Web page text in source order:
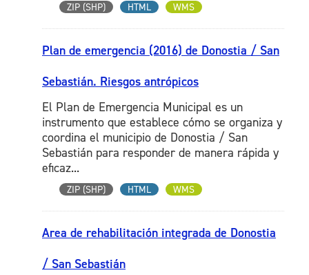
ZIP (SHP) HTML WMS
Plan de emergencia (2016) de Donostia / San
Sebastián. Riesgos antrópicos
El Plan de Emergencia Municipal es un
instrumento que establece cómo se organiza y
coordina el municipio de Donostia / San
Sebastián para responder de manera rápida y
eficaz...
ZIP (SHP) HTML WMS
Area de rehabilitación integrada de Donostia
/ San Sebastián